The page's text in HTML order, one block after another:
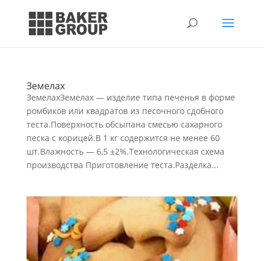
Земелах
ЗемелахЗемелах — изделие типа печенья в форме
ромбиков или квадратов из песочного сдобного
теста.Поверхность обсыпана смесью сахарного
песка с корицей.В 1 кг содержится не менее 60
шт.Влажность — 6,5 ±2%.Технологическая схема
производства Приготовление теста.Разделка...